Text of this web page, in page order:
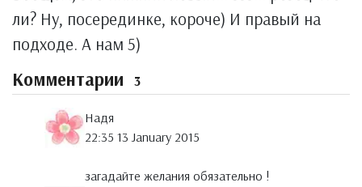
ли? Ну, посерединке, короче) И правый на
подходе. А нам 5)
Комментарии 3
Надя
22:35 13 January 2015
загадайте желания обязательно !